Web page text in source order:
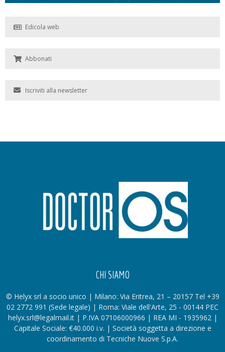
Edicola web
Abbonati
Iscriviti alla newsletter
CHI SIAMO
© Helyx srl a socio unico | Milano: Via Eritrea, 21 – 20157 Tel +39
02 2772 991 (Sede legale) | Roma: Viale dell'Arte, 25 - 00144 PEC
helyx.srl@legalmail.it | P.IVA 07106000966 | REA MI - 1935962 |
Capitale Sociale: €40.000 i.v. | Società soggetta a direzione e
coordinamento di Tecniche Nuove S.p.A.